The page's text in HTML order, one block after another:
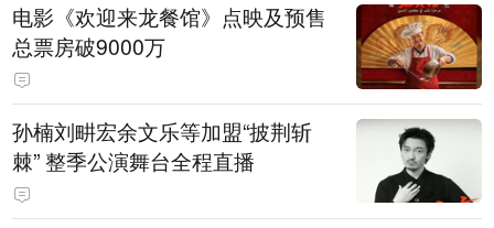
电影《欢迎来龙餐馆》点映及预售
总票房破9000万
孙楠刘畊宏余文乐等加盟“披荆斩
棘” 整季公演舞台全程直播